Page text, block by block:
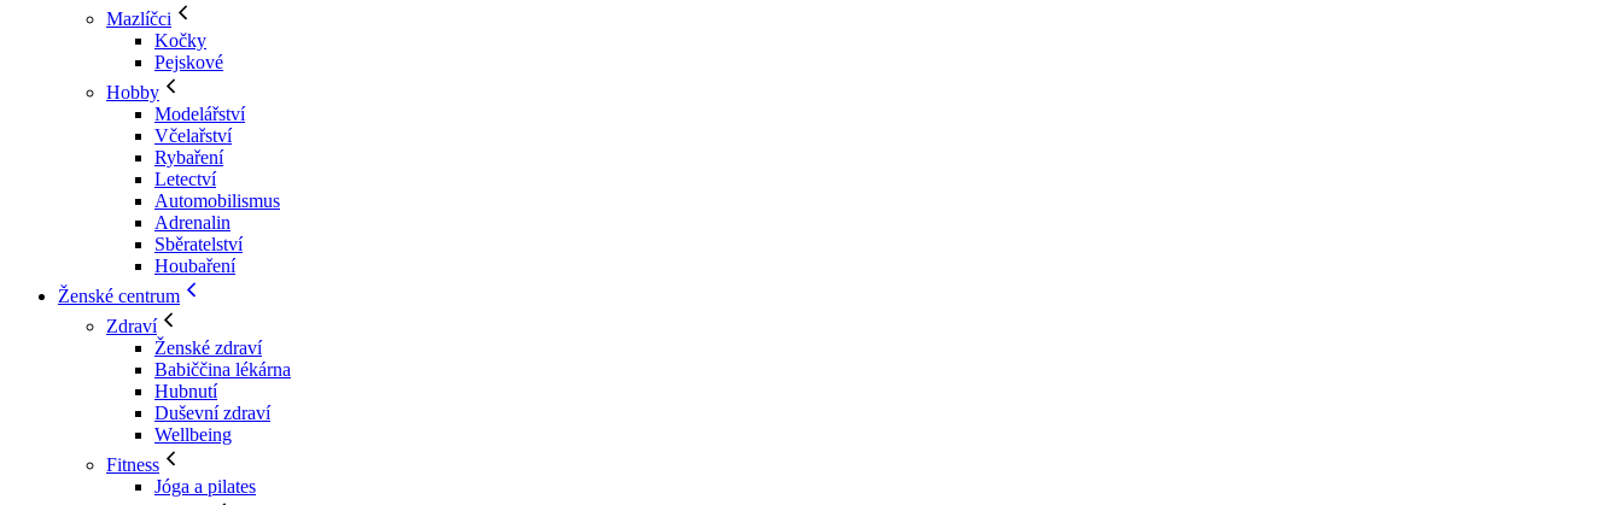
Mazlíčci
Kočky
Pejskové
Hobby
Modelářství
Včelařství
Rybaření
Letectví
Automobilismus
Adrenalin
Sběratelství
Houbaření
Ženské centrum
Zdraví
Ženské zdraví
Babiččina lékárna
Hubnutí
Duševní zdraví
Wellbeing
Fitness
Jóga a pilates